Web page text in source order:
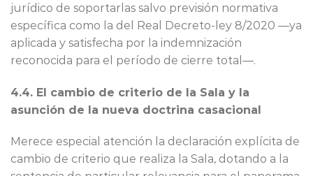
jurídico de soportarlas salvo previsión normativa
específica como la del Real Decreto-ley 8/2020 —ya
aplicada y satisfecha por la indemnización
reconocida para el período de cierre total—.
4.4. El cambio de criterio de la Sala y la
asunción de la nueva doctrina casacional
Merece especial atención la declaración explícita de
cambio de criterio que realiza la Sala, dotando a la